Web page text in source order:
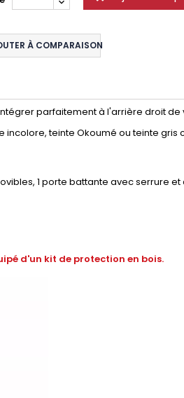
À COMPARAISON
parfaitement à l'arrière droit de
teinte Okoumé ou teinte gris
1 porte battante avec serrure
d'un kit de protection en bois.